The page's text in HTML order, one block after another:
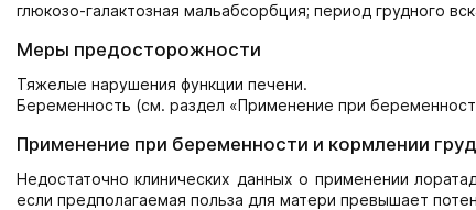
глюкозо-галактозная мальабсорбция; период грудного
Меры предосторожности
Тяжелые нарушения функции печени.
Беременность (см. раздел «Применение при
Применение при беременности и кормлении
Недостаточно клинических данных о применении
если предполагаемая польза для матери превышает